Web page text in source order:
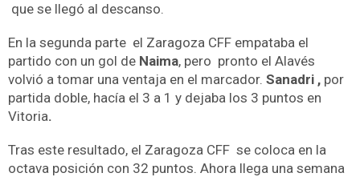
que se llegó al descanso.
En la segunda parte el Zaragoza CFF empataba el
partido con un gol de Naima, pero pronto el Alavés
volvió a tomar una ventaja en el marcador. Sanadri , por
partida doble, hacía el 3 a 1 y dejaba los 3 puntos en
Vitoria.
Tras este resultado, el Zaragoza CFF se coloca en la
octava posición con 32 puntos. Ahora llega una semana